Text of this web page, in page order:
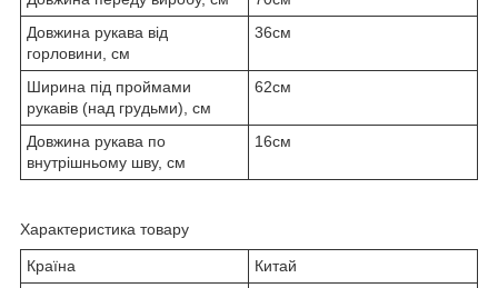
Довжина рукава від
горловини, см
36см
Ширина під проймами
рукавів (над грудьми), см
62см
Довжина рукава по
внутрішньому шву, см
16см
Характеристика товару
Країна
Китай